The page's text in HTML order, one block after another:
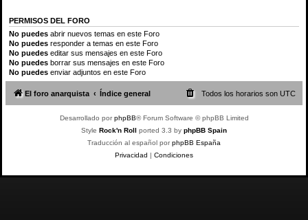
PERMISOS DEL FORO
No puedes abrir nuevos temas en este Foro
No puedes responder a temas en este Foro
No puedes editar sus mensajes en este Foro
No puedes borrar sus mensajes en este Foro
No puedes enviar adjuntos en este Foro
El foro anarquista Índice general Todos los horarios son UTC
Desarrollado porphpBB® Forum Software © phpBB Limited
Style Rock'n Roll ported 3.3 by phpBB Spain
Traducción al español porphpBB España
Privacidad | Condiciones